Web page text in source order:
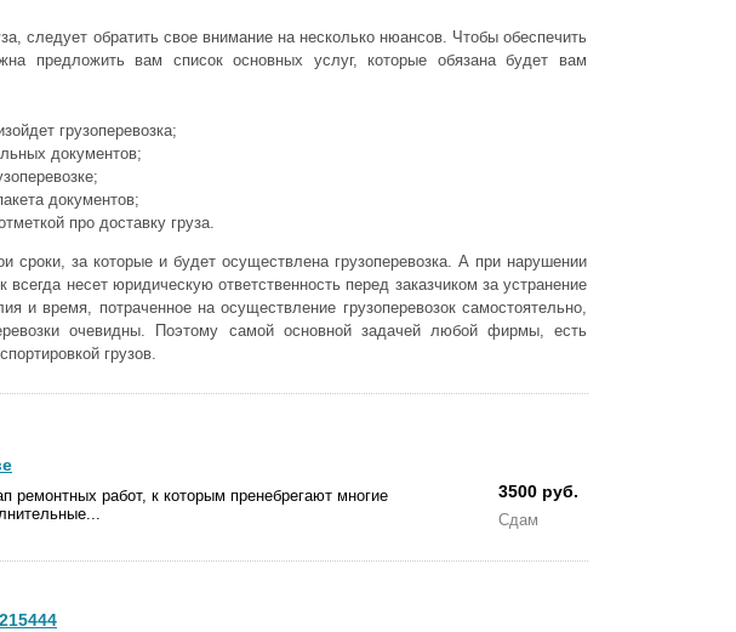
следует обратить свое внимание на несколько нюансов. Чтобы обеспечить
предложить вам список основных услуг, которые обязана будет вам
грузоперевозка;
документов;
документов;
про доставку груза.
сроки, за которые и будет осуществлена грузоперевозка. А при нарушении
всегда несет юридическую ответственность перед заказчиком за устранение
и время, потраченное на осуществление грузоперевозок самостоятельно,
очевидны. Поэтому самой основной задачей любой фирмы, есть
грузов.
3500 руб.
Сдам
ремонтных работ, к которым пренебрегают многие